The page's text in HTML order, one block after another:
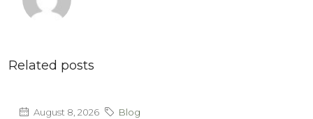
Related posts
August 8, 2026 Blog